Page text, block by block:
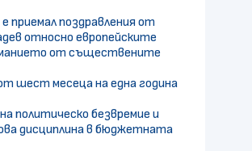
приемал поздравления от
относно европейските
от съществените
шест месеца на една година
политическо безвремие и
дисциплина в бюджетната